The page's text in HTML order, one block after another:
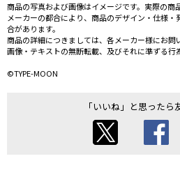
商品の写真および画像はイメージです。実際の商
メーカーの都合により、商品のデザイン・仕様
合があります。
商品の詳細につきましては、各メーカー様にお問
画像・テキストの無断転載、及びそれに準ずる行
©TYPE-MOON
「いいね」と思ったら